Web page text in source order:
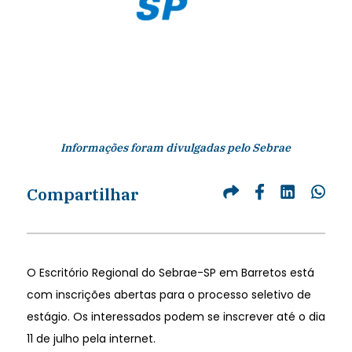
Informações foram divulgadas pelo Sebrae
Compartilhar
O Escritório Regional do Sebrae-SP em Barretos está
com inscrições abertas para o processo seletivo de
estágio. Os interessados podem se inscrever até o dia
11 de julho pela internet.